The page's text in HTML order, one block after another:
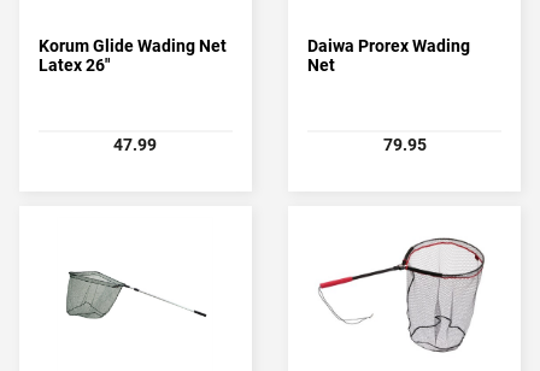
Korum Glide Wading Net
Latex 26"
47.99
Daiwa Prorex Wading
Net
79.95